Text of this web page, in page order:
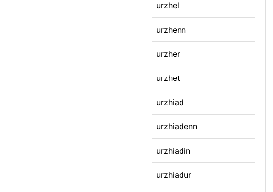
urzhel
urzhenn
urzher
urzhet
urzhiad
urzhiadenn
urzhiadin
urzhiadur